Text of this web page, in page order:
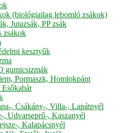
(biológiailag lebomló zsákok)
Jutazsák, PP zsák
zsákok
kesztyűk
gumicsizmák
Pormaszk, Homlokpánt
, Csákány-, Villa-, Lapátnyél
, Udvarseprű-, Kaszanyél
, Kalapácsnyél